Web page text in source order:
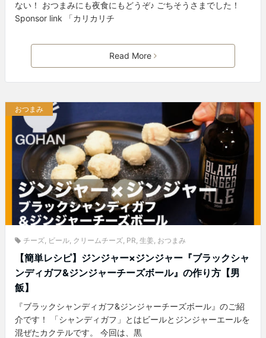
ない！ おつまみにも夜食にもどうぞ♪ ごちそうさまでした！
Sponsor link 「カリカリチ
Read More
おつまみ
チーズ ビール クリームチーズ PR 生姜 おつまみ
【簡単レシピ】ジンジャー×ジンジャー『ブラックシャ
ンディガフ&ジンジャーチーズボール』の作り方【男
飯】
『ブラックシャンディガフ&ジンジャーチーズボール』のご紹
介です！ 「シャンディガフ」とはビールとジンジャーエールを
混ぜたカクテルです。 今回は、黒